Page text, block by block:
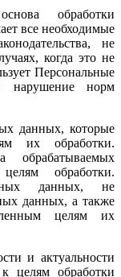
обработки
все необходимые
не
когда это не
Персональные
нарушение норм
данных, которые
их обработки.
обрабатываемых
обработки.
данных, не
данных, а также
целям их
и актуальности
целям обработки